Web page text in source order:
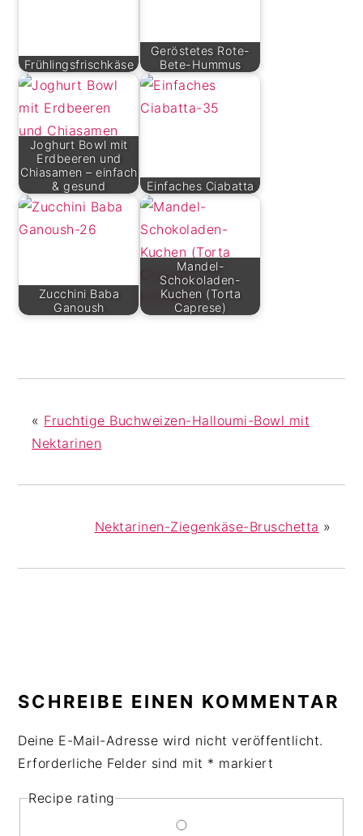
Frühlingsfrischkäse
Geröstetes Rote-
Bete-Hummus
Joghurt Bowl mit
Erdbeeren und
Chiasamen – einfach
& gesund
Einfaches Ciabatta
Zucchini Baba
Ganoush
Mandel-
Schokoladen-
Kuchen (Torta
Caprese)
« Fruchtige Buchweizen-Halloumi-Bowl mit
Nektarinen
Nektarinen-Ziegenkäse-Bruschetta »
INTERAKTIONEN
SCHREIBE EINEN KOMMENTAR
Deine E-Mail-Adresse wird nicht veröffentlicht.
Erforderliche Felder sind mit * markiert
Recipe rating